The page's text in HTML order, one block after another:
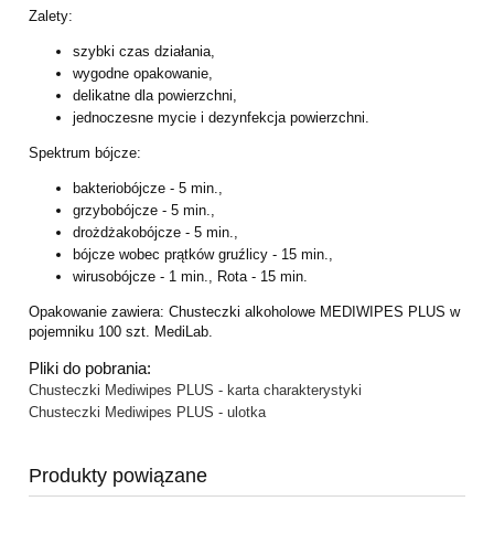
Zalety:
szybki czas działania,
wygodne opakowanie,
delikatne dla powierzchni,
jednoczesne mycie i dezynfekcja powierzchni.
Spektrum bójcze:
bakteriobójcze - 5 min.,
grzybobójcze - 5 min.,
drożdżakobójcze - 5 min.,
bójcze wobec prątków gruźlicy - 15 min.,
wirusobójcze - 1 min., Rota - 15 min.
Opakowanie zawiera: Chusteczki alkoholowe MEDIWIPES PLUS w
pojemniku 100 szt. MediLab.
Pliki do pobrania:
Chusteczki Mediwipes PLUS - karta charakterystyki
Chusteczki Mediwipes PLUS - ulotka
Produkty powiązane